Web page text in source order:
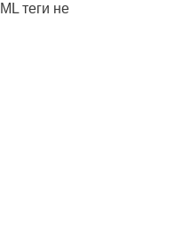
теги не